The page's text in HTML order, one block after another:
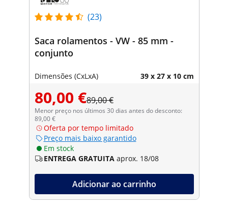
(23)
Saca rolamentos - VW - 85 mm -
conjunto
Dimensões (CxLxA) 39 x 27 x 10 cm
80,00 €89,00 €
Menor preço nos últimos 30 dias antes do desconto:
89,00 €
Oferta por tempo limitado
Preço mais baixo garantido
Em stock
ENTREGA GRATUITA aprox. 18/08
Adicionar ao carrinho